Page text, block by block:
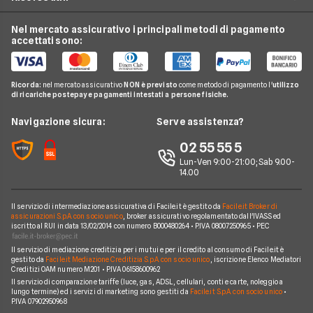
Pay TV
Noleggio Lungo Termine
News
Contatti
Migliori Offerte Luce
Migliori Offerte Gas
Cambio gestore energia
Miglior Fornitore Energia Elettrica
Miglior Fornitore Gas
Eni Plenitude
Acea
Gas Natural
A2A
Edison
Iren
Optima
Sorgenia
Fornitori Energetici
Osservatorio Gas e Luce
Guida Luce e Gas
Domande Luce e Gas
Glossario Gas e Luce
Notizie Luce e Gas
Argomenti in evidenza Gas e Luce
Nel mercato assicurativo i principali metodi di pagamento
accettati sono:
Ricorda: nel mercato assicurativo NON è previsto come metodo di pagamento l'utilizzo
di ricariche postepay e pagamenti intestati a persone fisiche.
Navigazione sicura: Serve assistenza?
02 55 55 5
Lun-Ven 9:00-21:00; Sab 9.00-
14.00
Il servizio di intermediazione assicurativa di Facile.it è gestito da Facile.it Broker di
assicurazioni S.p.A. con socio unico, broker assicurativo regolamentato dall'IVASS ed
iscritto al RUI in data 13/02/2014 con numero B000480264 • P.IVA 08007250965 • PEC
Il servizio di mediazione creditizia per i mutui e per il credito al consumo di Facile.it è
gestito da Facile.it Mediazione Creditizia S.p.A. con socio unico , iscrizione Elenco Mediatori
Creditizi OAM numero M201 • P.IVA 06158600962
Il servizio di comparazione tariffe (luce, gas, ADSL, cellulari, conti e carte, noleggio a
lungo termine) ed i servizi di marketing sono gestiti da Facile.it S.p.A. con socio unico•
P.IVA 07902950968